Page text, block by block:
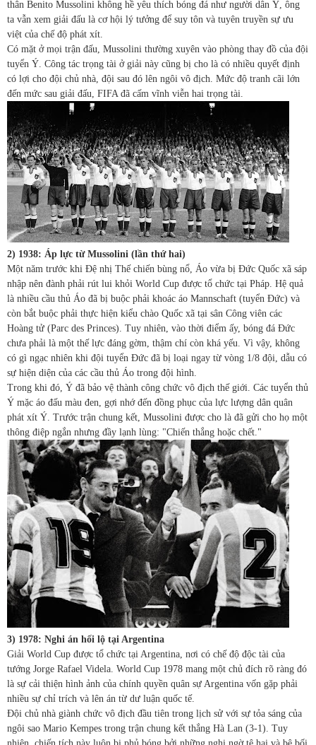
thân Benito Mussolini không hề yêu thích bóng đá như người dân Ý, ông
ta vẫn xem giải đấu là cơ hội lý tưởng để suy tôn và tuyên truyền sự ưu
việt của chế độ phát xít.
Có mặt ở mọi trận đấu, Mussolini thường xuyên vào phòng thay đồ của đội
tuyển Ý. Công tác trọng tài ở giải này cũng bị cho là có nhiều quyết định
có lợi cho đội chủ nhà, đội sau đó lên ngôi vô địch. Mức độ tranh cãi lớn
đến mức sau giải đấu, FIFA đã cấm vĩnh viễn hai trọng tài.
2) 1938: Áp lực từ Mussolini (lần thứ hai)
Một năm trước khi Đệ nhị Thế chiến bùng nổ, Áo vừa bị Đức Quốc xã sáp
nhập nên đành phải rút lui khỏi World Cup được tổ chức tại Pháp. Hệ quả
là nhiều cầu thủ Áo đã bị buộc phải khoác áo Mannschaft (tuyển Đức) và
còn bắt buộc phải thực hiện kiểu chào Quốc xã tại sân Công viên các
Hoàng tử (Parc des Princes). Tuy nhiên, vào thời điểm ấy, bóng đá Đức
chưa phải là một thế lực đáng gờm, thậm chí còn khá yếu. Vì vậy, không
có gì ngạc nhiên khi đội tuyển Đức đã bị loại ngay từ vòng 1/8 đội, dẫu có
sự hiện diện của các cầu thủ Áo trong đội hình.
Trong khi đó, Ý đã bảo vệ thành công chức vô địch thế giới. Các tuyển thủ
Ý mặc áo đấu màu đen, gợi nhớ đến đồng phục của lực lượng dân quân
phát xít Ý. Trước trận chung kết, Mussolini được cho là đã gửi cho họ một
thông điệp ngắn nhưng đầy lạnh lùng: "Chiến thắng hoặc chết."
3) 1978: Nghi án hối lộ tại Argentina
Giải World Cup được tổ chức tại Argentina, nơi có chế độ độc tài của
tướng Jorge Rafael Videla. World Cup 1978 mang một chủ đích rõ ràng đó
là sự cải thiện hình ảnh của chính quyền quân sự Argentina vốn gặp phải
nhiều sự chỉ trích và lên án từ dư luận quốc tế.
Đội chủ nhà giành chức vô địch đầu tiên trong lịch sử với sự tỏa sáng của
ngôi sao Mario Kempes trong trận chung kết thắng Hà Lan (3-1). Tuy